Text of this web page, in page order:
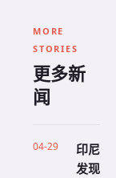
MORE
STORIES
更多新
闻
04-29
印尼
发现